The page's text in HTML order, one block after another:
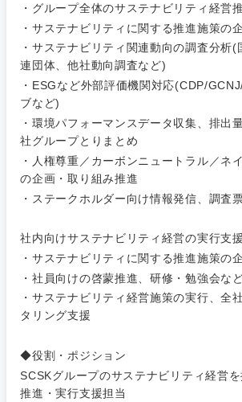
・グループ全体のサステナビリティ経営
・サステナビリティに関する推進施策の
・サステナビリティ関連動向の調査分析(
連団体、他社動向調査など)
・ESGなど外部評価機関対応(CDP/
ブなど)
・環境パフォーマンスデータ収集、排出
社グループとりまとめ
・人権尊重／カーボンニュートラル／ネ
の企画・取り組み推進
・ステークホルダー向け情報発信、調査
社内向けサステナビリティ経営の実行支援
・サステナビリティに関する推進施策の
・社員向けの啓蒙推進、研修・勉強会な
・サステナビリティ経営施策の実行、全
タリング支援
◆役割・ポジション
SCSKグループのサステナビリティ経営
推進・実行支援担当
SCM
人事
マーケテ
ィング
営業
サービス
クリエイ
ティブ
タント
専門職
事業管理
新規事業企画・
その他企画業務
SCM
人事
マーケティング
サービス
コンサルタント
専門職
技術職（モノづくり）
電気・電子・半導体
素材・化学・金属
食品・化粧品・アパレル・消費財
メディカル・ヘルスケア・ライフ
金融
建設・不動産
小売・通販・外食
宮城県 山形県
福島県
40代
フリーワード
こだわり条件を入力くださ
上場企業
スタ
外資系企業 英語
フルリモート
年間